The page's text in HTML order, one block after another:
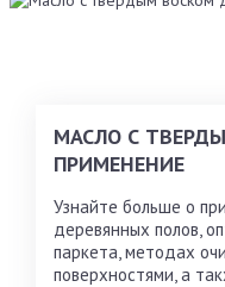
МАСЛО С
ПРИМЕНЕНИЕ
Узнайте больше о
деревянных полов,
паркета, методах
поверхностями, а